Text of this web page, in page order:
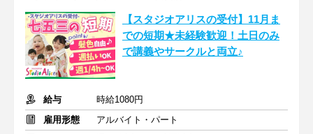
【スタジオアリスの受付】11月ま
での短期★未経験歓迎！土日のみ
で講義やサークルと両立♪
給与
時給1080円
雇用形態
アルバイト・パート